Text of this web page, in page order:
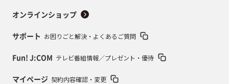
オンラインショップ
サポート お困りごと解決・よくあるご質問
Fun! J:COM テレビ番組情報／プレゼント・優待
マイページ 契約内容確認・変更